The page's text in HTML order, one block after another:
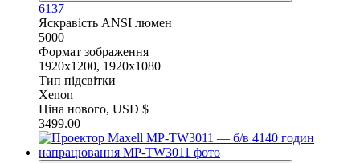
6137
Яскравість ANSI люмен
5000
Формат зображення
1920x1200, 1920x1080
Тип підсвітки
Xenon
Ціна нового, USD $
3499.00